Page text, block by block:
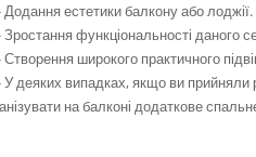
естетики балкону або лоджії.
функціональності даного
широкого практичного
деяких випадках, якщо ви прийняли
на балконі додаткове